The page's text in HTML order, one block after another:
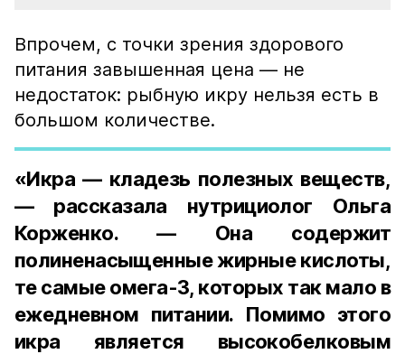
Впрочем, с точки зрения здорового
питания завышенная цена — не
недостаток: рыбную икру нельзя есть в
большом количестве.
«Икра — кладезь полезных веществ,
— рассказала нутрициолог Ольга
Корженко. — Она содержит
полиненасыщенные жирные кислоты,
те самые омега-3, которых так мало в
ежедневном питании. Помимо этого
икра является высокобелковым